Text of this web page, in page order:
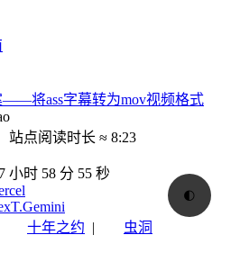
🌓
——将ass字幕转为mov视频格式
站点阅读时长 ≈ 8:23
小时 58 分 55 秒
十年之约 | 虫洞